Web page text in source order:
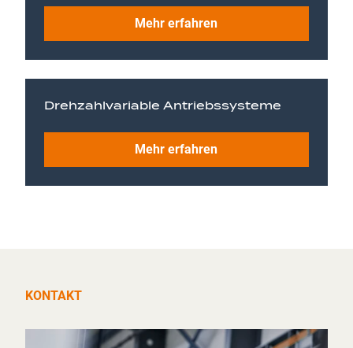
Mehr erfahren
Drehzahlvariable Antriebssysteme
Mehr erfahren
KONTAKT